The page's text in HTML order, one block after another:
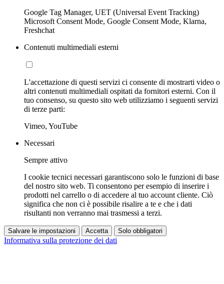
Google Tag Manager, UET (Universal Event Tracking)
Microsoft Consent Mode, Google Consent Mode, Klarna,
Freshchat
Contenuti multimediali esterni
L'accettazione di questi servizi ci consente di mostrarti video o
altri contenuti multimediali ospitati da fornitori esterni. Con il
tuo consenso, su questo sito web utilizziamo i seguenti servizi
di terze parti:
Vimeo, YouTube
Necessari
Sempre attivo
I cookie tecnici necessari garantiscono solo le funzioni di base
del nostro sito web. Ti consentono per esempio di inserire i
prodotti nel carrello o di accedere al tuo account cliente. Ciò
significa che non ci è possibile risalire a te e che i dati
risultanti non verranno mai trasmessi a terzi.
Salvare le impostazioni Accetta Solo obbligatori
Informativa sulla protezione dei dati